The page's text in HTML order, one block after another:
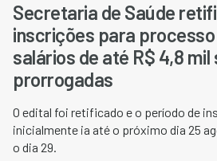
Secretaria de Saúde
inscrições para
salários de até R$ 4,8 mil
prorrogadas
O edital foi retificado e o período de
inicialmente ia até o próximo dia 25
o dia 29.